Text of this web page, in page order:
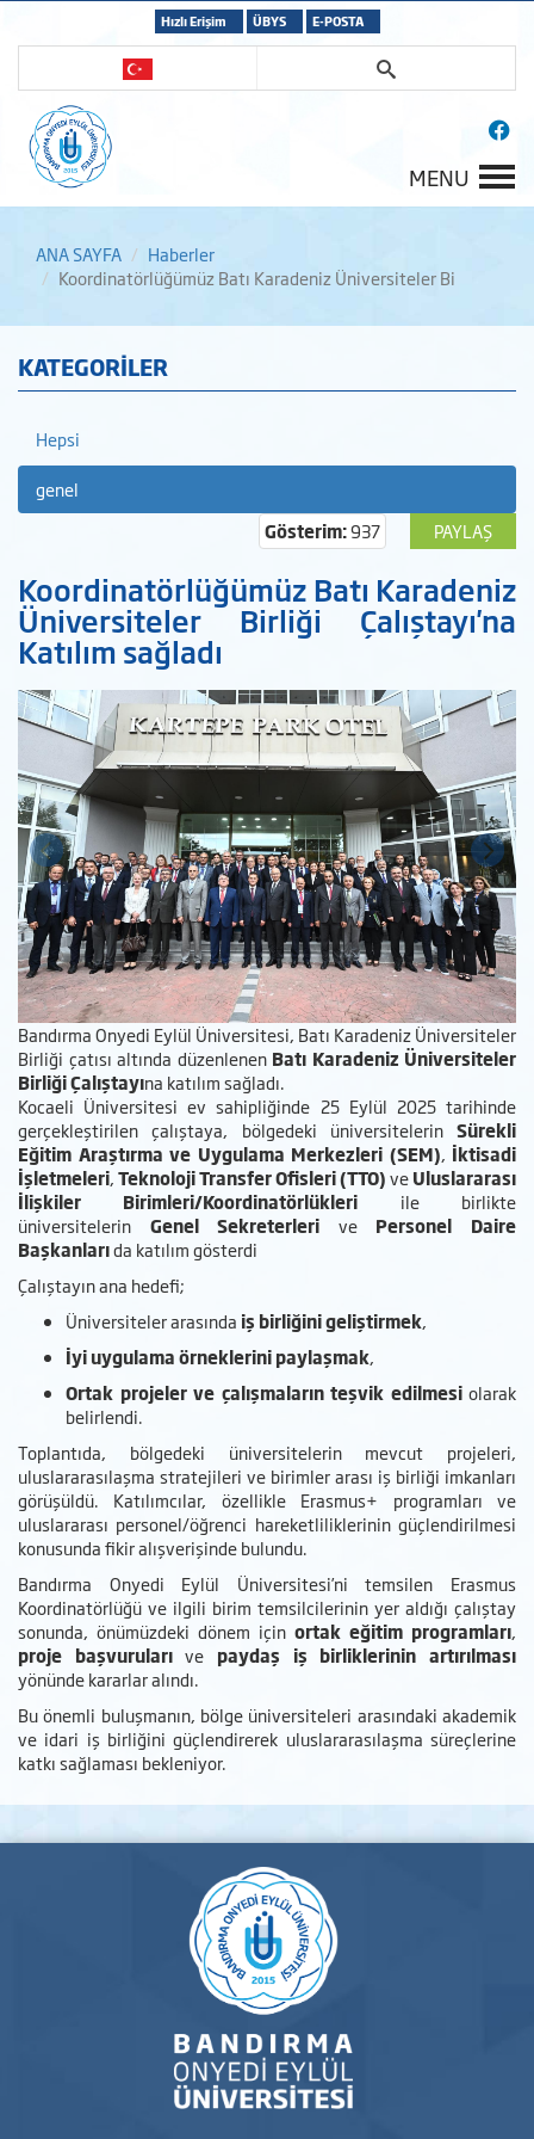
Hızlı Erişim ÜBYS E-POSTA
MENU
ANA SAYFA
Haberler
Koordinatörlüğümüz Batı Karadeniz Üniversiteler Bi
KATEGORİLER
Hepsi
genel
PAYLAŞ
Gösterim:937
Koordinatörlüğümüz Batı Karadeniz
Üniversiteler Birliği Çalıştayı'na
Katılım sağladı
Bandırma Onyedi Eylül Üniversitesi, Batı Karadeniz Üniversiteler
Birliği çatısı altında düzenlenen Batı Karadeniz Üniversiteler
Birliği Çalıştayına katılım sağladı.
Kocaeli Üniversitesi ev sahipliğinde 25 Eylül 2025 tarihinde
gerçekleştirilen çalıştaya, bölgedeki üniversitelerin Sürekli
Eğitim Araştırma ve Uygulama Merkezleri (SEM), İktisadi
İşletmeleri,Teknoloji Transfer Ofisleri (TTO)veUluslararası
İlişkiler Birimleri/Koordinatörlükleri ile birlikte
üniversitelerin Genel Sekreterleri ve Personel Daire
Başkanlarıda katılım gösterdi
Çalıştayın ana hedefi;
Üniversiteler arasında iş birliğini geliştirmek,
İyi uygulama örneklerini paylaşmak,
Ortak projeler ve çalışmaların teşvik edilmesiolarak
belirlendi.
Toplantıda, bölgedeki üniversitelerin mevcut projeleri,
uluslararasılaşma stratejileri ve birimler arası iş birliği imkanları
görüşüldü. Katılımcılar, özellikle Erasmus+ programları ve
uluslararası personel/öğrenci hareketliliklerinin güçlendirilmesi
konusunda fikir alışverişinde bulundu.
Bandırma Onyedi Eylül Üniversitesi’ni temsilen Erasmus
Koordinatörlüğü ve ilgili birim temsilcilerinin yer aldığı çalıştay
sonunda, önümüzdeki dönem için ortak eğitim programları,
proje başvurularıve paydaş iş birliklerinin artırılması
yönünde kararlar alındı.
Bu önemli buluşmanın, bölge üniversiteleri arasındaki akademik
ve idari iş birliğini güçlendirerek uluslararasılaşma süreçlerine
katkı sağlaması bekleniyor.